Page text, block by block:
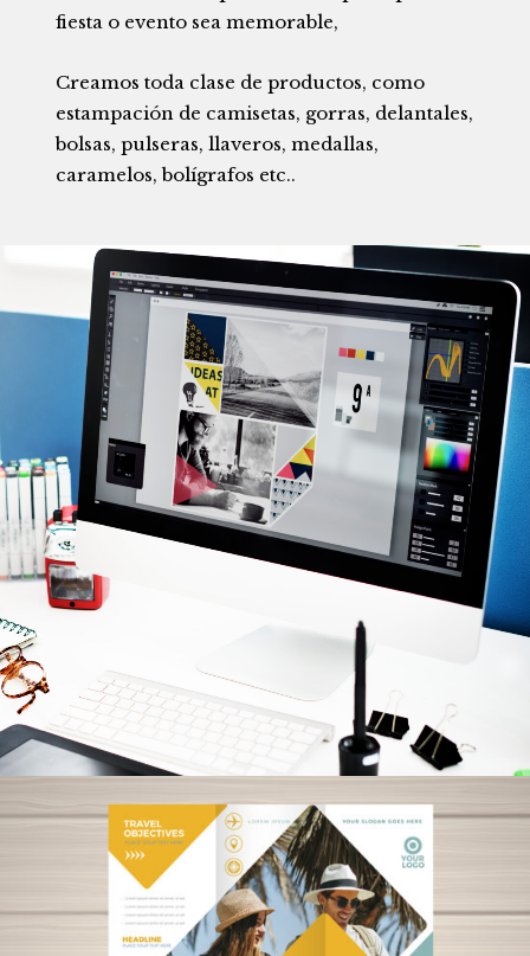
fiesta o evento sea memorable,
Creamos toda clase de productos, como
estampación de camisetas, gorras, delantales,
bolsas, pulseras, llaveros, medallas,
caramelos, bolígrafos etc..